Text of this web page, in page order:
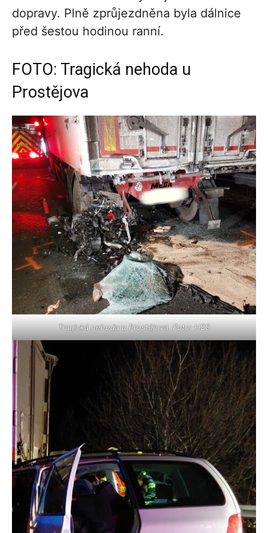
dopravy. Plně zprůjezdněna byla dálnice
před šestou hodinou ranní.
FOTO: Tragická nehoda u
Prostějova
Tragická nehoda u Prostějova. Foto: HZS